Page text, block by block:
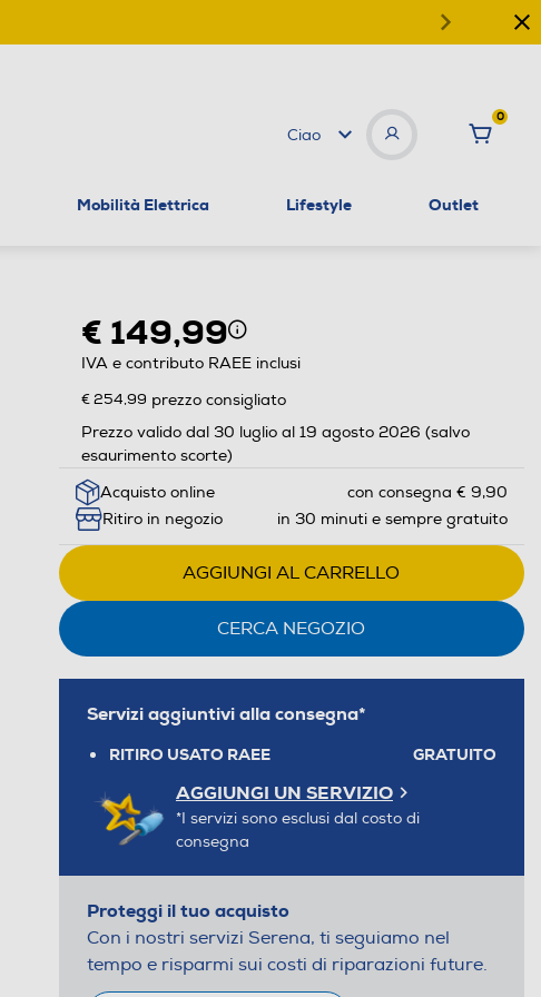
Ciao
0
Mobilità Elettrica Lifestyle Outlet
€ 149,99
IVA e contributo RAEE inclusi
€ 254,99 prezzo consigliato
Prezzo valido dal 30 luglio al 19 agosto 2026 (salvo
esaurimento scorte)
Acquisto online
con consegna € 9,90
Ritiro in negozio
in 30 minuti e sempre gratuito
AGGIUNGI AL CARRELLO
CERCA NEGOZIO
Servizi aggiuntivi alla consegna*
RITIRO USATO RAEE GRATUITO
AGGIUNGI UN SERVIZIO
*I servizi sono esclusi dal costo di
consegna
Proteggi il tuo acquisto
Con i nostri servizi Serena, ti seguiamo nel
tempo e risparmi sui costi di riparazioni future.